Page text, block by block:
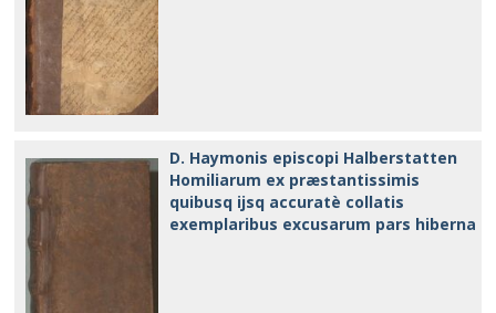
D. Haymonis episcopi Halberstatten
Homiliarum ex præstantissimis
quibusq ijsq accuratè collatis
exemplaribus excusarum pars hiberna